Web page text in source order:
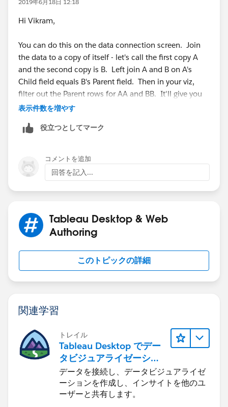
Finally creating the view your were looking for:
If this solves your issue please mark the answer as
correct, if not let me know!
Regards,
J
Hi Vikram,
You can do this on the data connection screen. Join
the data to a copy of itself - let's call the first copy A
and the second copy is B. Left join A and B on A's
Child field equals B's Parent field. Then in your viz,
filter out the Parent rows for AA and BB. It'll give you
that second table that you're looking for.
If you have any questions, let me know.
Paul
表示件数を増やす
役立つとしてマーク
コメントを追加
回答を記入...
Tableau Desktop & Web
Authoring
このトピックの詳細
関連学習
トレイル
Tableau Desktop でデー
タビジュアライゼーショ
ンをはじめる
データを接続し、データビジュアライゼ
ーションを作成し、インサイトを他のユ
ーザーと共有します。